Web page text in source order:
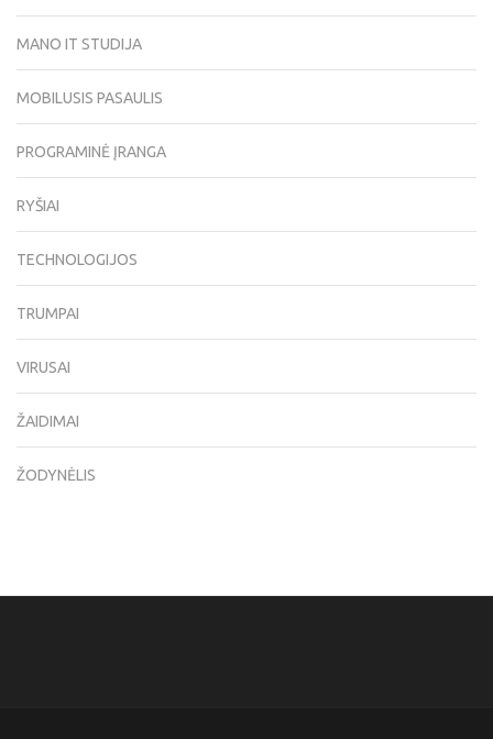
MANO IT STUDIJA
MOBILUSIS PASAULIS
PROGRAMINĖ ĮRANGA
RYŠIAI
TECHNOLOGIJOS
TRUMPAI
VIRUSAI
ŽAIDIMAI
ŽODYNĖLIS